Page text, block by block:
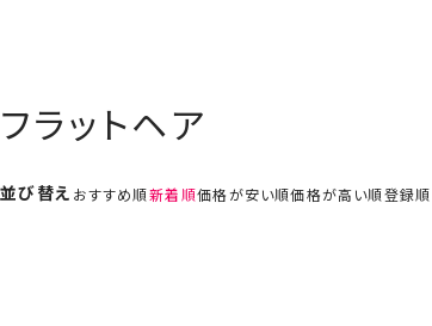
フラットヘア
並び替え おすすめ順新着順価格が安い順価格が高い順登録順